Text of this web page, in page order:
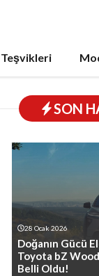
SON
28 Ocak 2026
Doğanın Gücü
Toyota bZ
Belli Oldu!